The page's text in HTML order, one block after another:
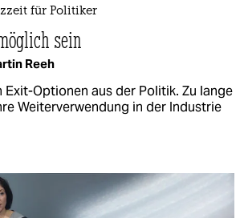
für Politiker
sein
Reeh
Optionen aus der Politik. Zu lange
Weiterverwendung in der Industrie